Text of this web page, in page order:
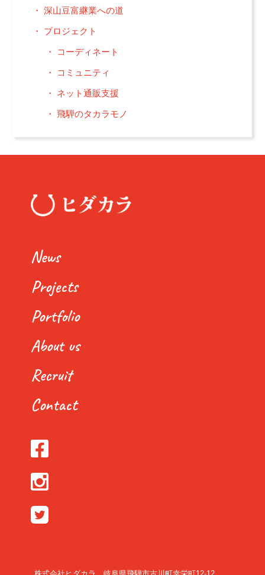
深山豆富継業への道
プロジェクト
コーディネート
コミュニティ
ネット通販支援
飛騨のタカラモノ
News
Projects
Portfolio
About us
Recruit
Contact